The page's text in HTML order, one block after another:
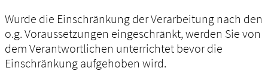
Wurde die Einschränkung der Verarbeitung nach den
o.g. Voraussetzungen eingeschränkt, werden Sie von
dem Verantwortlichen unterrichtet bevor die
Einschränkung aufgehoben wird.